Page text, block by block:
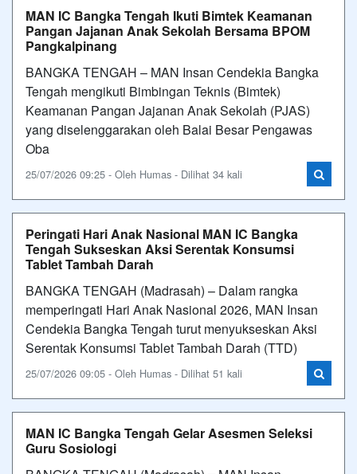
MAN IC Bangka Tengah Ikuti Bimtek Keamanan
Pangan Jajanan Anak Sekolah Bersama BPOM
Pangkalpinang
BANGKA TENGAH – MAN Insan Cendekia Bangka
Tengah mengikuti Bimbingan Teknis (Bimtek)
Keamanan Pangan Jajanan Anak Sekolah (PJAS)
yang diselenggarakan oleh Balai Besar Pengawas
Oba
25/07/2026 09:25 - Oleh Humas - Dilihat 34 kali
Peringati Hari Anak Nasional MAN IC Bangka
Tengah Sukseskan Aksi Serentak Konsumsi
Tablet Tambah Darah
BANGKA TENGAH (Madrasah) – Dalam rangka
memperingati Hari Anak Nasional 2026, MAN Insan
Cendekia Bangka Tengah turut menyukseskan Aksi
Serentak Konsumsi Tablet Tambah Darah (TTD)
25/07/2026 09:05 - Oleh Humas - Dilihat 51 kali
MAN IC Bangka Tengah Gelar Asesmen Seleksi
Guru Sosiologi